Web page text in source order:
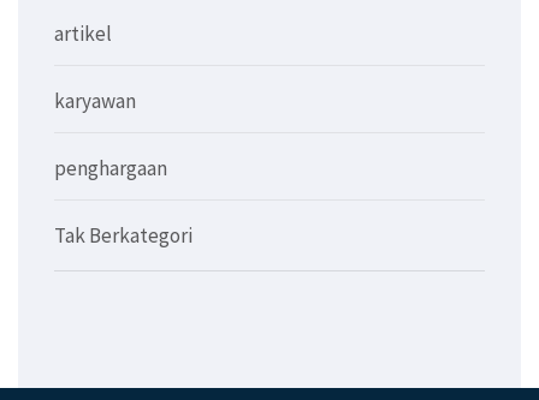
artikel
karyawan
penghargaan
Tak Berkategori